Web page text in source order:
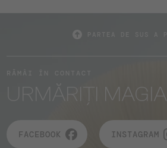
URMĂRIȚI MAGIA
FACEBOOK INSTAGRAM